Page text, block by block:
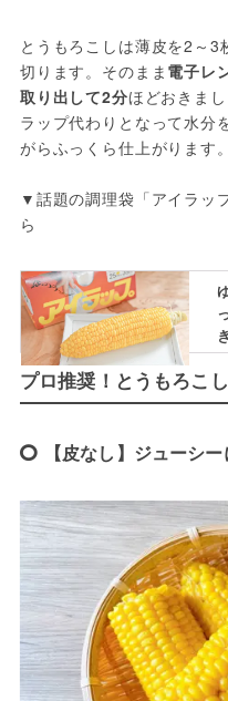
とうもろこしは薄皮を2～
切ります。そのまま 電子レ
取り出して2分ほどおきま
ラップ代わりとなって水分
がらふっくら仕上がります。
▼話題の調理袋「アイラッ
ら
プロ推奨！とうもろこ
【皮なし】ジューシ